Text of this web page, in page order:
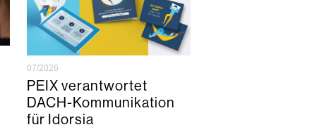
07/2026
PEIX verantwortet
DACH-Kommunikation
für Idorsia